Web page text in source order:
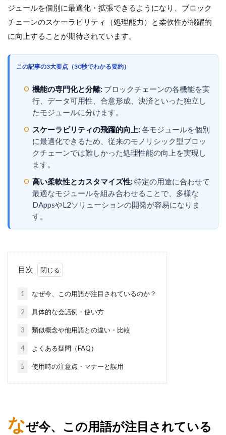
ジュールを個別に最適化・拡張できるようになり、ブロック
チェーンのスケーラビリティ（処理能力）と柔軟性が飛躍的
に向上することが期待されています。
この記事の3大要点（30秒でわかる要約）
機能の専門化と分離: ブロックチェーンの各機能を実
行、データ可用性、合意形成、決済といった独立し
たモジュールに分けます。
スケーラビリティの飛躍的向上: 各モジュールを個別
に最適化できるため、従来のモノリシック型ブロッ
クチェーンでは難しかった処理性能の向上を実現し
ます。
高い柔軟性とカスタマイズ性: 特定の用途に合わせて
最適なモジュールを組み合わせることで、多様な
DAppsやL2ソリューションの開発が容易になりま
す。
目次
1 なぜ今、この用語が注目されているのか？
2 具体的な会話例・使い方
3 類似概念や他用語との違い・比較
4 よくある疑問（FAQ）
5 使用時の注意点・マナーと誤用
なぜ今、この用語が注目されている